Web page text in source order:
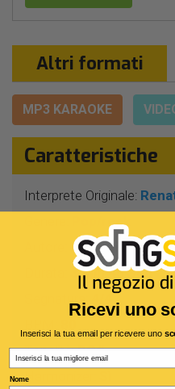
Altri formati
MP3 KARAOKE
Caratteristiche
Interprete Originale:
Pop/rock
M.Fabrizio -
3 Min 45 Sec
Tonalità:DO# -
Harmonizer:
Ricevi uno
Inserisci la tua email per ricevere uno
Nome